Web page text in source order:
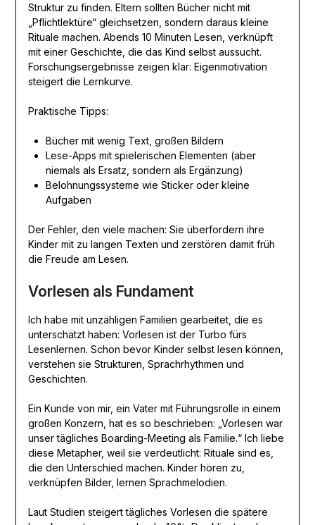
Struktur zu finden. Eltern sollten Bücher nicht mit
„Pflichtlektüre“ gleichsetzen, sondern daraus kleine
Rituale machen. Abends 10 Minuten Lesen, verknüpft
mit einer Geschichte, die das Kind selbst aussucht.
Forschungsergebnisse zeigen klar: Eigenmotivation
steigert die Lernkurve.
Praktische Tipps:
Bücher mit wenig Text, großen Bildern
Lese-Apps mit spielerischen Elementen (aber
niemals als Ersatz, sondern als Ergänzung)
Belohnungssysteme wie Sticker oder kleine
Aufgaben
Der Fehler, den viele machen: Sie überfordern ihre
Kinder mit zu langen Texten und zerstören damit früh
die Freude am Lesen.
Vorlesen als Fundament
Ich habe mit unzähligen Familien gearbeitet, die es
unterschätzt haben: Vorlesen ist der Turbo fürs
Lesenlernen. Schon bevor Kinder selbst lesen können,
verstehen sie Strukturen, Sprachrhythmen und
Geschichten.
Ein Kunde von mir, ein Vater mit Führungsrolle in einem
großen Konzern, hat es so beschrieben: „Vorlesen war
unser tägliches Boarding-Meeting als Familie.“ Ich liebe
diese Metapher, weil sie verdeutlicht: Rituale sind es,
die den Unterschied machen. Kinder hören zu,
verknüpfen Bilder, lernen Sprachmelodien.
Laut Studien steigert tägliches Vorlesen die spätere